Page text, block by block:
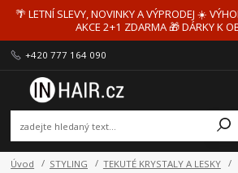
🌴 LETNÍ SLEVY, NOVINKY A VÝPRODEJ ☀️
AKCE 2+1 ZDARMA 🎁 DÁRKY K
+420 777 164 090
Úvod STYLING TEKUTÉ KRYSTALY A LESKY